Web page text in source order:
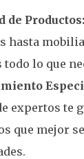
de Productos:
hasta
todo lo que
expertos te
que mejor